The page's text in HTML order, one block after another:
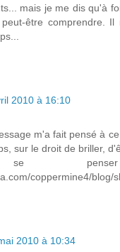
mais je me dis qu'à
être comprendre.
2010 à 16:10
m'a fait pensé à
sur le droit de briller,
penser
coppermine4/blog/
2010 à 10:34